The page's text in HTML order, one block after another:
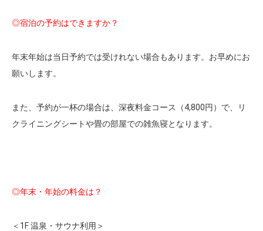
◎宿泊の予約はできますか？
年末年始は当日予約では受けれない場合もあります。お早めにお
願いします。
また、予約が一杯の場合は、深夜料金コース（4,800円）で、リ
クライニングシートや畳の部屋での雑魚寝となります。
◎年末・年始の料金は？
＜1F 温泉・サウナ利用＞